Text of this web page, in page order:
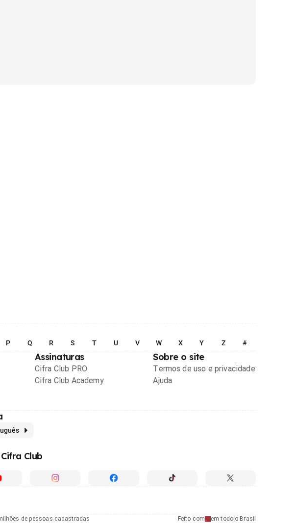
P Q R S T U V W X Y Z #
Assinaturas
Cifra Club PRO
Cifra Club Academy
Sobre o site
Termos de uso e privacidade
Ajuda
Club
Feito com em todo o Brasil
de pessoas cadastradas